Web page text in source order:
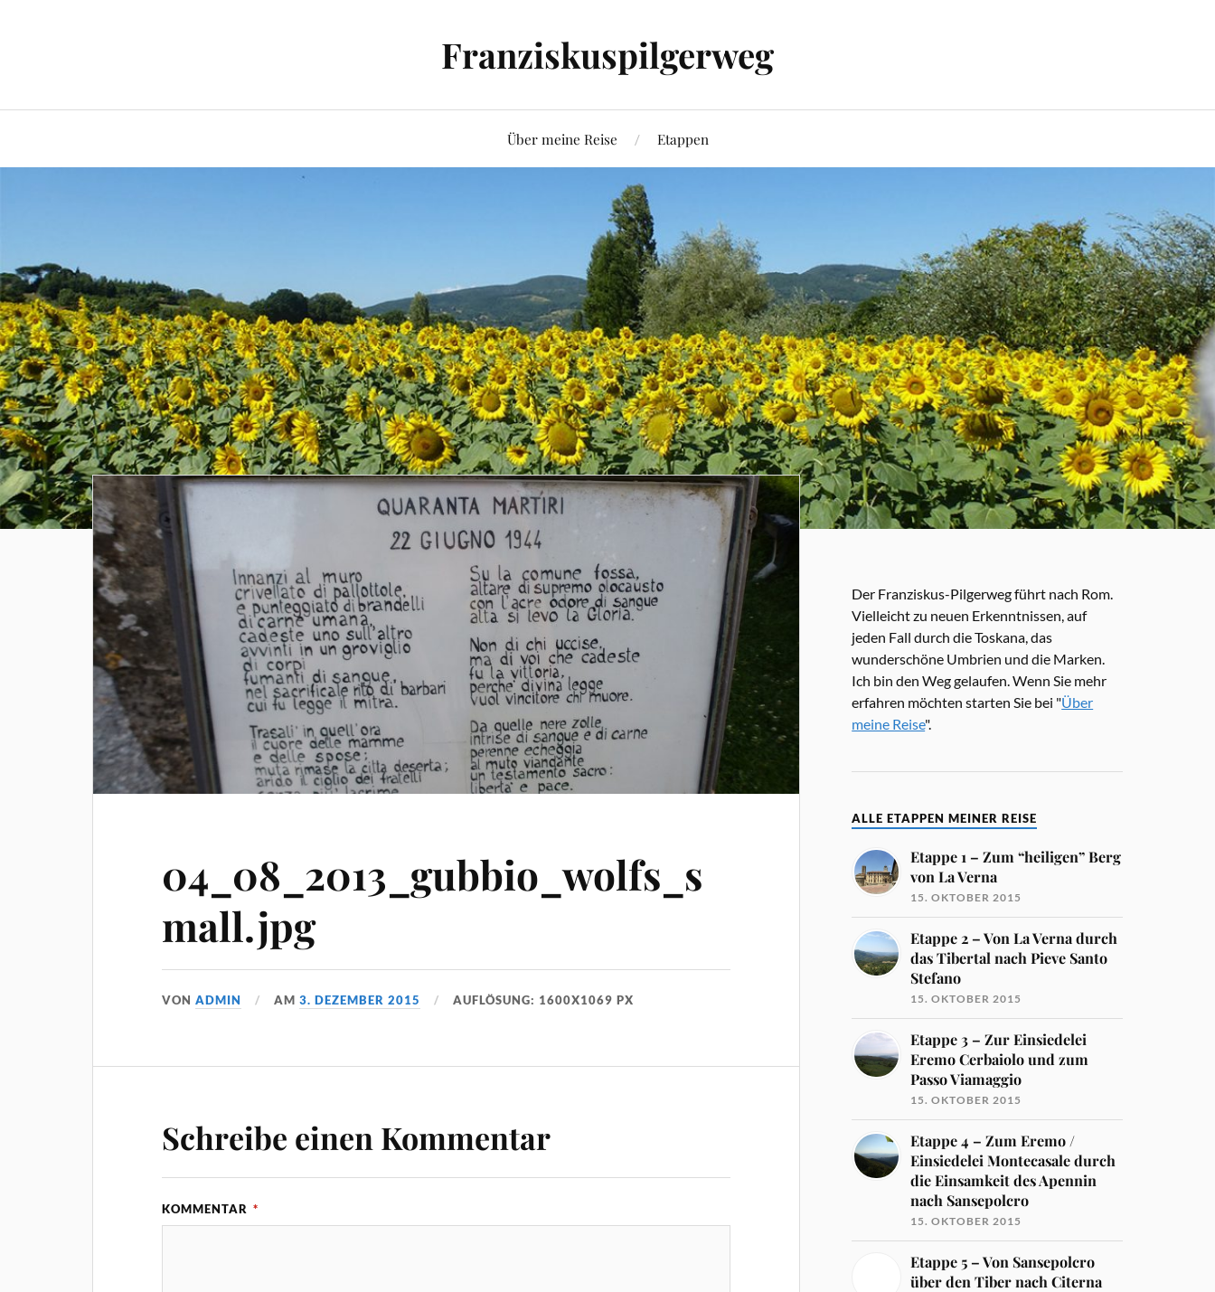
Franziskuspilgerweg
Über meine Reise Etappen
04_08_2013_gubbio_wolfs_s
mall.jpg
VONADMIN AM3. DEZEMBER 2015 AUFLÖSUNG: 1600X1069 PX
Schreibe einen Kommentar
KOMMENTAR *
Der Franziskus-Pilgerweg führt nach Rom.
Vielleicht zu neuen Erkenntnissen, auf
jeden Fall durch die Toskana, das
wunderschöne Umbrien und die Marken.
Ich bin den Weg gelaufen. Wenn Sie mehr
erfahren möchten starten Sie bei "Über
meine Reise".
ALLE ETAPPEN MEINER REISE
Etappe 1 – Zum “heiligen” Berg
von La Verna
15. OKTOBER 2015
Etappe 2 – Von La Verna durch
das Tibertal nach Pieve Santo
Stefano
15. OKTOBER 2015
Etappe 3 – Zur Einsiedelei
Eremo Cerbaiolo und zum
Passo Viamaggio
15. OKTOBER 2015
Etappe 4 – Zum Eremo /
Einsiedelei Montecasale durch
die Einsamkeit des Apennin
nach Sansepolcro
15. OKTOBER 2015
Etappe 5 – Von Sansepolcro
über den Tiber nach Citerna